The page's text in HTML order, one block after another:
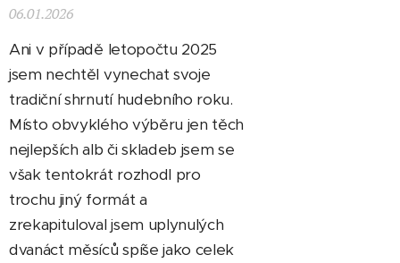
06.01.2026
Ani v případě letopočtu 2025
jsem nechtěl vynechat svoje
tradiční shrnutí hudebního roku.
Místo obvyklého výběru jen těch
nejlepších alb či skladeb jsem se
však tentokrát rozhodl pro
trochu jiný formát a
zrekapituloval jsem uplynulých
dvanáct měsíců spíše jako celek